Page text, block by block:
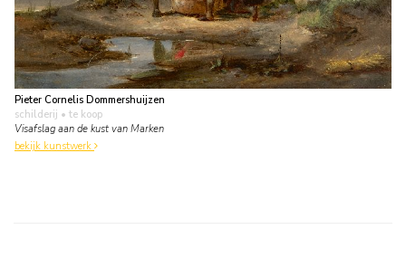
Pieter Cornelis Dommershuijzen
schilderij • te koop
Visafslag aan de kust van Marken
bekijk kunstwerk